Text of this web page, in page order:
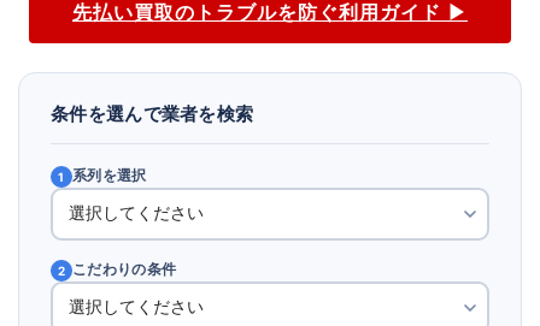
先払い買取のトラブルを防ぐ利用ガイド ▶
条件を選んで業者を検索
1 系列を選択
2 こだわりの条件